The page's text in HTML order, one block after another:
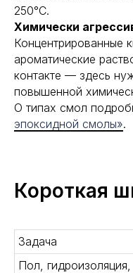
250°С.
Химически
Концентрированные
ароматические
контакте — здесь
повышенной
О типах смол
эпоксидной смолы».
Короткая
Задача
Пол, гидроизоляция,